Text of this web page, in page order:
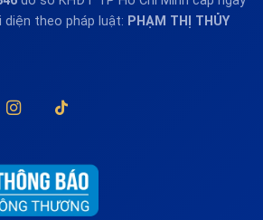
diện theo pháp luật: PHẠM THỊ THỦY